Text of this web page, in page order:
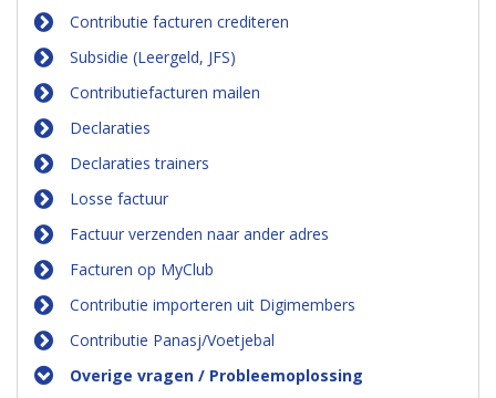
Contributie facturen crediteren
Subsidie (Leergeld, JFS)
Contributiefacturen mailen
Declaraties
Declaraties trainers
Losse factuur
Factuur verzenden naar ander adres
Facturen op MyClub
Contributie importeren uit Digimembers
Contributie Panasj/Voetjebal
Overige vragen / Probleemoplossing